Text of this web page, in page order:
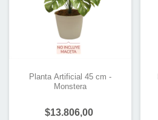
Planta Artificial 45 cm -
Monstera
$13.806,00